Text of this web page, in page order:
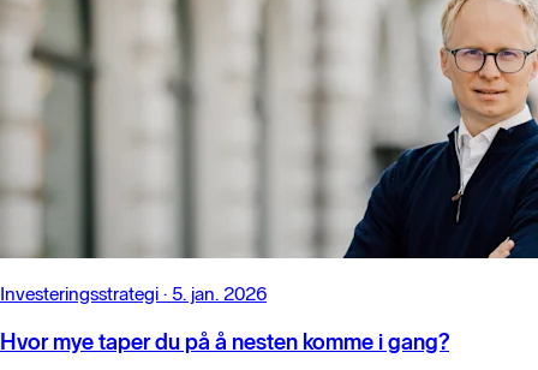
Investeringsstrategi · 5. jan. 2026
Hvor mye taper du på å nesten komme i gang?